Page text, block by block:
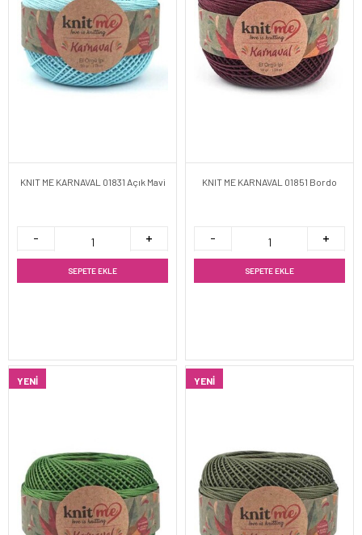
KNIT ME KARNAVAL 01831 Açık Mavi
SEPETE EKLE
KNIT ME KARNAVAL 01851 Bordo
SEPETE EKLE
YENI YENI